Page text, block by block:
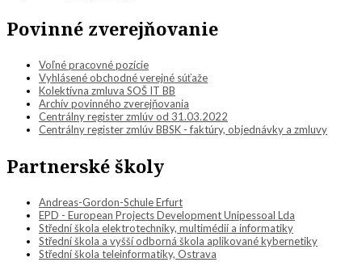
Povinné zverejňovanie
Voľné pracovné pozície
Vyhlásené obchodné verejné súťaže
Kolektívna zmluva SOŠ IT BB
Archív povinného zverejňovania
Centrálny register zmlúv od 31.03.2022
Centrálny register zmlúv BBSK - faktúry, objednávky a zmluvy
Partnerské školy
Andreas-Gordon-Schule Erfurt
EPD - European Projects Development Unipessoal Lda
Střední škola elektrotechniky, multimédií a informatiky
Střední škola a vyšší odborná škola aplikované kybernetiky
Střední škola teleinformatiky, Ostrava